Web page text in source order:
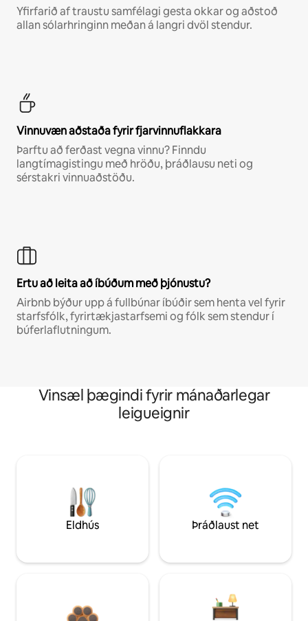
Yfirfarið af traustu samfélagi gesta okkar og aðstoð
allan sólarhringinn meðan á langri dvöl stendur.
Vinnuvæn aðstaða fyrir fjarvinnuflakkara
Þarftu að ferðast vegna vinnu? Finndu
langtímagistingu með hröðu, þráðlausu neti og
sérstakri vinnuaðstöðu.
Ertu að leita að íbúðum með þjónustu?
Airbnb býður upp á fullbúnar íbúðir sem henta vel fyrir
starfsfólk, fyrirtækjastarfsemi og fólk sem stendur í
búferlaflutningum.
Vinsæl þægindi fyrir mánaðarlegar
leigueignir
Eldhús Þráðlaust net